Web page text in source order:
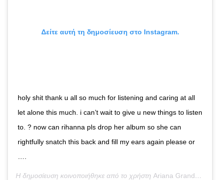
Δείτε αυτή τη δημοσίευση στο Instagram.
holy shit thank u all so much for listening and caring at all
let alone this much. i can’t wait to give u new things to listen
to. ? now can rihanna pls drop her album so she can
rightfully snatch this back and fill my ears again please or
Η δημοσίευση κοινοποιήθηκε από το χρήστη Ariana Grande